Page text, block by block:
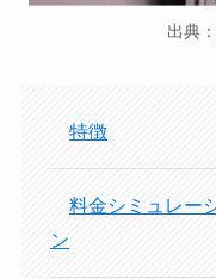
出典：
特徴
料金シミュレー
ン